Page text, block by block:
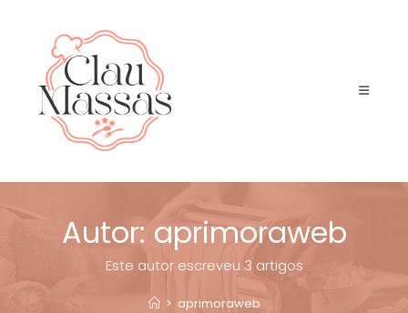
Autor: aprimoraweb
Este autor escreveu 3 artigos
> aprimoraweb